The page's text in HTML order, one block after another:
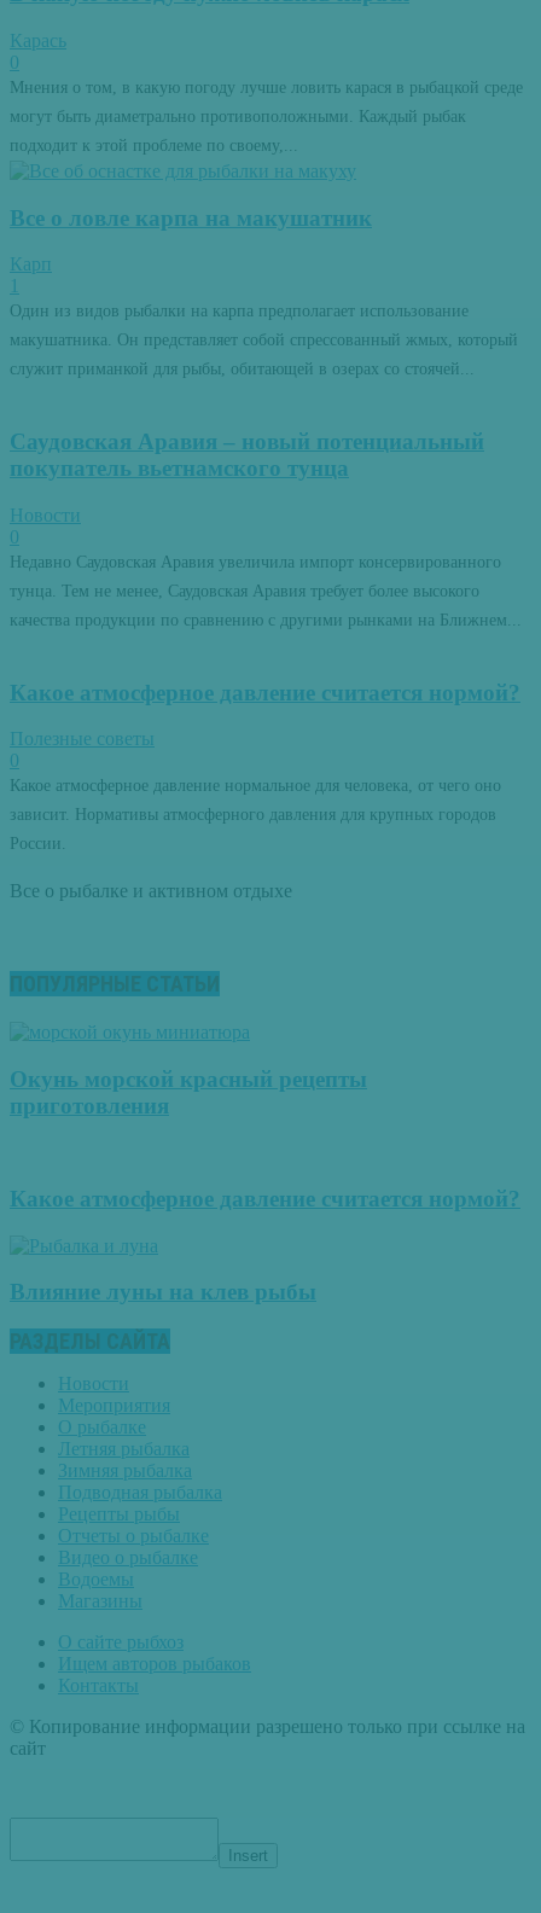
Карась
0
Мнения о том, в какую погоду лучше ловить карася в рыбацкой среде
могут быть диаметрально противоположными. Каждый рыбак
подходит к этой проблеме по своему,...
Все о ловле карпа на макушатник
Карп
1
Один из видов рыбалки на карпа предполагает использование
макушатника. Он представляет собой спрессованный жмых, который
служит приманкой для рыбы, обитающей в озерах со стоячей...
Саудовская Аравия – новый потенциальный
покупатель вьетнамского тунца
Новости
0
Недавно Саудовская Аравия увеличила импорт консервированного
тунца. Тем не менее, Саудовская Аравия требует более высокого
качества продукции по сравнению с другими рынками на Ближнем...
Какое атмосферное давление считается нормой?
Полезные советы
0
Какое атмосферное давление нормальное для человека, от чего оно
зависит. Нормативы атмосферного давления для крупных городов
России.
Все о рыбалке и активном отдыхе
ПОПУЛЯРНЫЕ СТАТЬИ
Окунь морской красный рецепты
приготовления
Какое атмосферное давление считается нормой?
Влияние луны на клев рыбы
РАЗДЕЛЫ САЙТА
Новости
Мероприятия
О рыбалке
Летняя рыбалка
Зимняя рыбалка
Подводная рыбалка
Рецепты рыбы
Отчеты о рыбалке
Видео о рыбалке
Водоемы
Магазины
О сайте рыбхоз
Ищем авторов рыбаков
Контакты
© Копирование информации разрешено только при ссылке на
сайт
Insert